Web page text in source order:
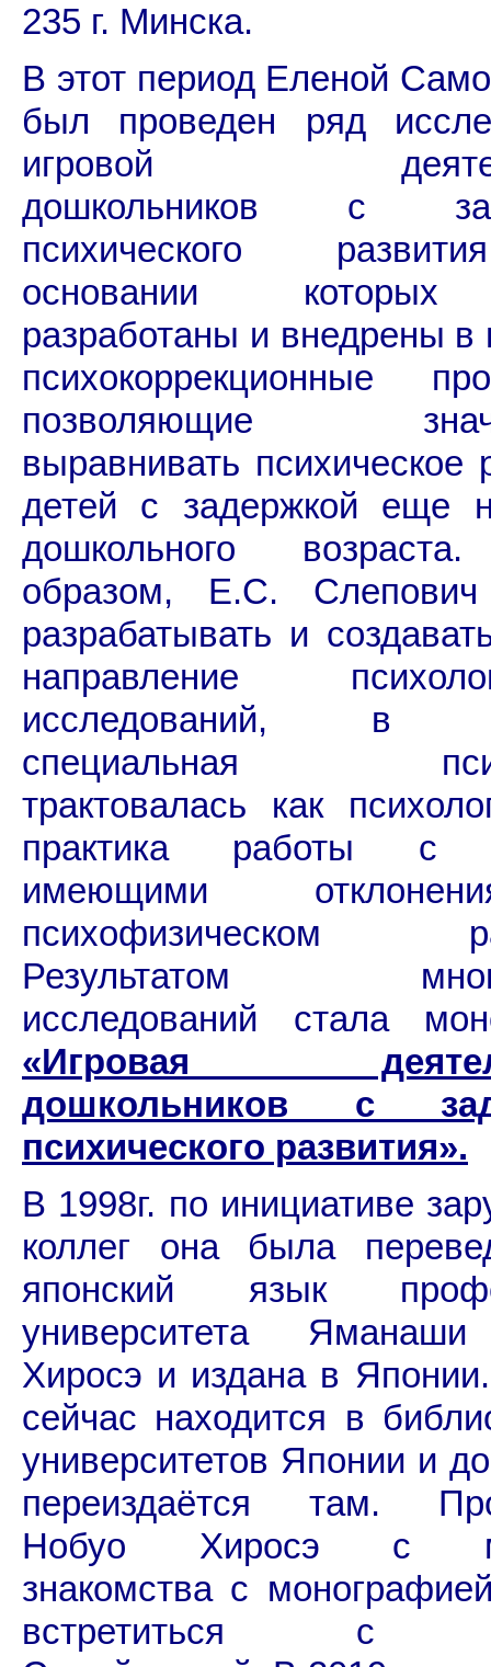
235 г. Минска.
В этот период Еленой
был проведен ряд
игровой
дошкольников с
психического
основании
разработаны и внедрены в
психокоррекционные
позволяющие
выравнивать психическое
детей с задержкой еще
дошкольного
образом, Е.С. Слепович
разрабатывать и
направление
исследований, в
специальная
трактовалась как
практика работы с
имеющими
психофизическом
Результатом
исследований стала
«Игровая
дошкольников с
психического развития».
В 1998г. по инициативе
коллег она была
японский язык
университета
Хиросэ и издана в
сейчас находится в
университетов Японии и
переиздаётся там.
Нобуо Хиросэ с
знакомства с
встретиться с